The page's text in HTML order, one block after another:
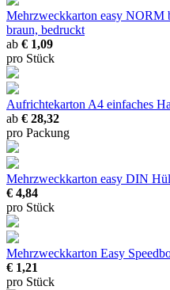
Mehrzweckkarton easy NORM
braun, bedruckt
ab € 1,09
pro Stück
Aufrichtekarton A4 einfaches
ab € 28,32
pro Packung
Mehrzweckkarton easy DIN
€ 4,84
pro Stück
Mehrzweckkarton Easy
€ 1,21
pro Stück